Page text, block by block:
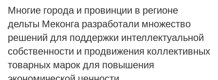
Многие города и провинции в регионе
дельты Меконга разработали множество
решений для поддержки интеллектуальной
собственности и продвижения коллективных
товарных марок для повышения